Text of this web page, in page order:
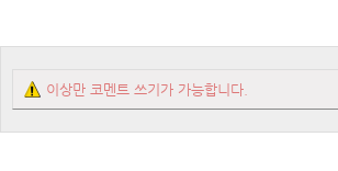
이상만 코멘트 쓰기가 가능합니다.